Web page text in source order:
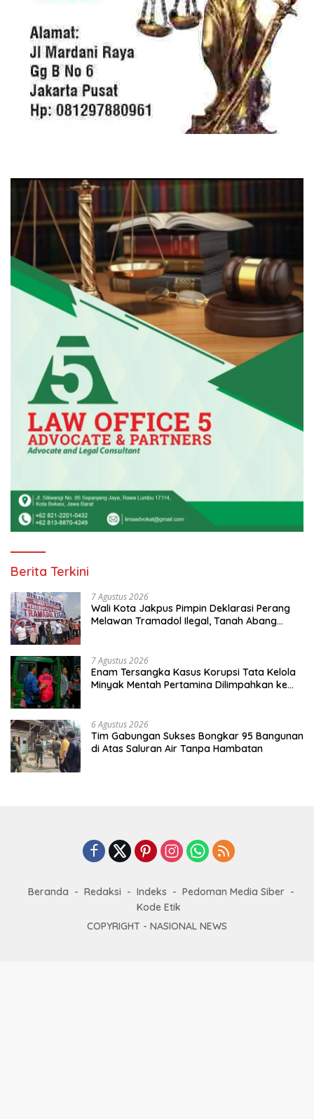
Berita Terkini
7 Agustus 2026
Wali Kota Jakpus Pimpin Deklarasi Perang
Melawan Tramadol Ilegal, Tanah Abang
7 Agustus 2026
Enam Tersangka Kasus Korupsi Tata Kelola
Minyak Mentah Pertamina Dilimpahkan ke
6 Agustus 2026
Tim Gabungan Sukses Bongkar 95 Bangunan
di Atas Saluran Air Tanpa Hambatan
Beranda Redaksi Indeks
Pedoman Media Siber
Kode Etik
COPYRIGHT - NASIONAL NEWS